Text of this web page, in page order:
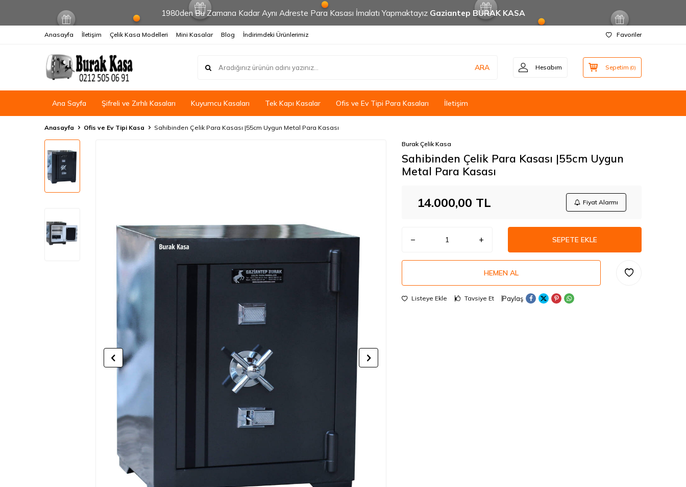
1980den Bu Zamana Kadar Aynı Adreste Para Kasası İmalatı Yapmaktayız Gaziantep BURAK KASA
Anasayfa İletişim Çelik Kasa Modelleri Mini Kasalar Blog İndirimdeki Ürünlerimiz Favoriler
ARA Hesabım Sepetim (0)
Ana Sayfa Şifreli ve Zırhlı Kasaları Kuyumcu Kasaları Tek Kapı Kasalar Ofis ve Ev Tipi Para Kasaları İletişim
Anasayfa Ofis ve Ev Tipi Kasa Sahibinden Çelik Para Kasası |55cm Uygun Metal Para Kasası
Burak Çelik Kasa
Sahibinden Çelik Para Kasası |55cm Uygun
Metal Para Kasası
14.000,00 TL Fiyat Alarmı
SEPETE EKLE
HEMEN AL
Listeye Ekle Tavsiye Et Paylaş